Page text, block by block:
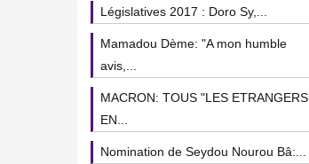
Législatives 2017 : Doro Sy,...
Mamadou Dème: "A mon humble
avis,...
MACRON: TOUS "LES ETRANGERS
EN...
Nomination de Seydou Nourou Bâ:...